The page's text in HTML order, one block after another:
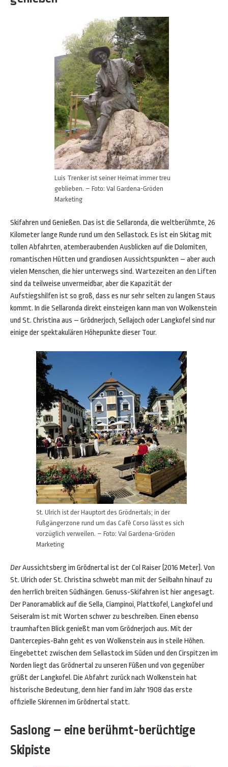
Luis Trenker ist seiner Heimat immer treu
geblieben. – Foto: Val Gardena-Gröden
Marketing
Skifahren und Genießen. Das ist die Sellaronda, die weltberühmte, 26
Kilometer lange Runde rund um den Sellastock. Es ist ein Skitag mit
tollen Abfahrten, atemberaubenden Ausblicken auf die Dolomiten,
romantischen Hütten und grandiosen Aussichtspunkten – aber auch
vielen Menschen, die hier unterwegs sind. Wartezeiten an den Liften
sind da teilweise unvermeidbar, aber die Kapazität der
Aufstiegshilfen ist so groß, dass es nur sehr selten zu langen Staus
kommt. In die Sellaronda direkt einsteigen kann man von Wolkenstein
und St. Christina aus – Grödnerjoch, Sellajoch oder Langkofel sind nur
einige der spektakulären Höhepunkte dieser Tour.
St. Ulrich ist der Hauptort des Grödnertals; in der
Fußgängerzone rund um das Cafè Corso lässt es sich
vorzüglich verweilen. – Foto: Val Gardena-Gröden
Marketing
DerAussichtsberg im Grödnertal ist der Col Raiser (2016 Meter). Von
St. Ulrich oder St. Christina schwebt man mit der Seilbahn hinauf zu
den herrlich breiten Südhängen. Genuss-Skifahren ist hier angesagt.
Der Panoramablick auf die Sella, Ciampinoi, Plattkofel, Langkofel und
Seiseralm ist mit Worten schwer zu beschreiben. Einen ebenso
traumhaften Blick genießt man vom Grödnerjoch aus. Mit der
Dantercepies-Bahn geht es von Wolkenstein aus in steile Höhen.
Eingebettet zwischen dem Sellastock im Süden und den Cirspitzen im
Norden liegt das Grödnertal zu unseren Füßen und von gegenüber
grüßt der Langkofel. Die Abfahrt zurück nach Wolkenstein hat
historische Bedeutung, denn hier fand im Jahr 1908 das erste
offizielle Skirennen im Grödnertal statt.
Saslong – eine berühmt-berüchtige
Skipiste